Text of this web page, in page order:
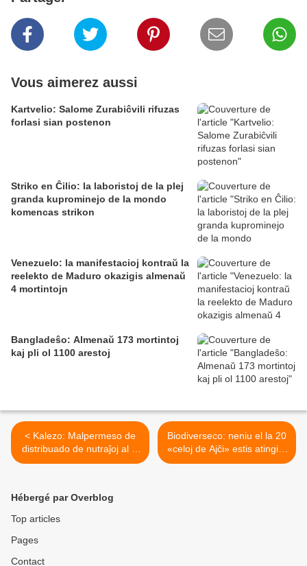
Vous aimerez aussi
Kartvelio: Salome Zurabiĉvili rifuzas
forlasi sian postenon
Striko en Ĉilio: la laboristoj de la plej
granda kuprominejo de la mondo
komencas strikon
Venezuelo: la manifestacioj kontraŭ la
reelekto de Maduro okazigis almenaŭ
4 mortintojn
Bangladeŝo: Almenaŭ 173 mortintoj
kaj pli ol 1100 arestoj
< Kalezo: Malpermeso de
distribuado de nutraĵoj al la
migrantoj: la asocioj
Biodiverseco: neniu el la 20
«celoj de Ajĉi» estis atingita
en daŭro de 10 jaroj >
Hébergé par Overblog
Top articles
Pages
Contact